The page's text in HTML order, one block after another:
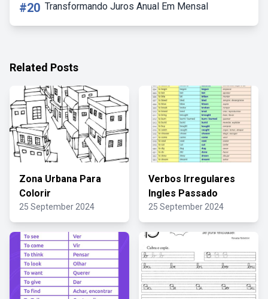
#20 Transformando Juros Anual Em Mensal
Related Posts
Zona Urbana Para
Colorir
25 September 2024
Verbos Irregulares
Ingles Passado
25 September 2024